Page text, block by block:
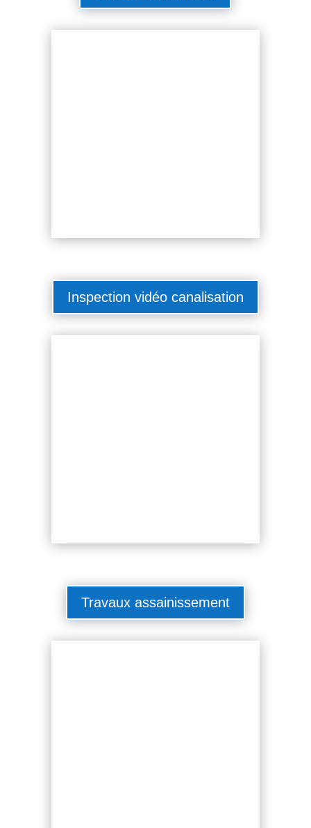
Inspection vidéo canalisation
Travaux assainissement